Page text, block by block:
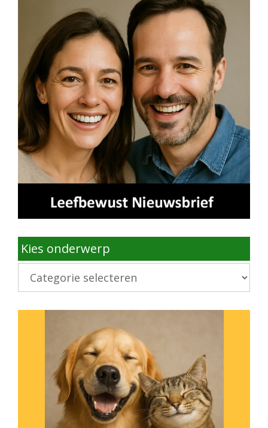
Kies onderwerp
Kies
onderwerp